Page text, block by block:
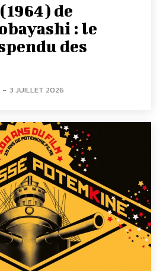
de
: le
des
- 3 JUILLET 2026